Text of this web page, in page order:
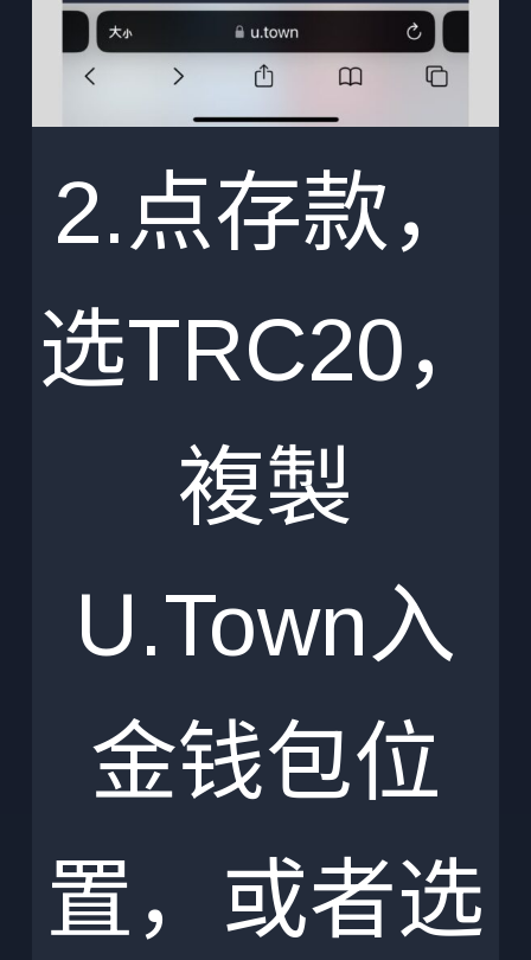
2.点存款，
选TRC20，
複製
U.Town入
金钱包位
置，或者选